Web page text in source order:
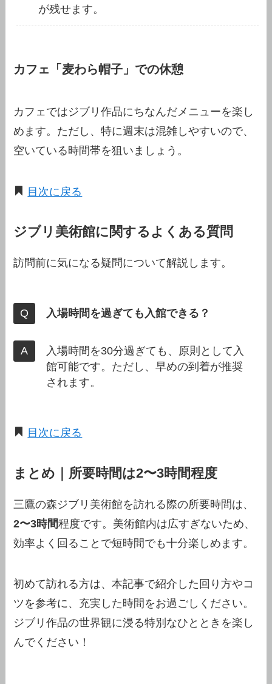
が残せます。
カフェ「麦わら帽子」での休憩
カフェではジブリ作品にちなんだメニューを楽し
めます。ただし、特に週末は混雑しやすいので、
空いている時間帯を狙いましょう。
目次に戻る
ジブリ美術館に関するよくある質問
訪問前に気になる疑問について解説します。
入場時間を過ぎても入館できる？
入場時間を30分過ぎても、原則として入
館可能です。ただし、早めの到着が推奨
されます。
目次に戻る
まとめ｜所要時間は2〜3時間程度
三鷹の森ジブリ美術館を訪れる際の所要時間は、
2〜3時間程度です。美術館内は広すぎないため、
効率よく回ることで短時間でも十分楽しめます。
初めて訪れる方は、本記事で紹介した回り方やコ
ツを参考に、充実した時間をお過ごしください。
ジブリ作品の世界観に浸る特別なひとときを楽し
んでください！